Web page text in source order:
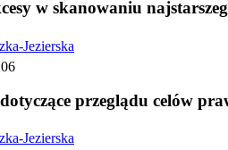
w skanowaniu
Jezierska
przeglądu celów
Jezierska